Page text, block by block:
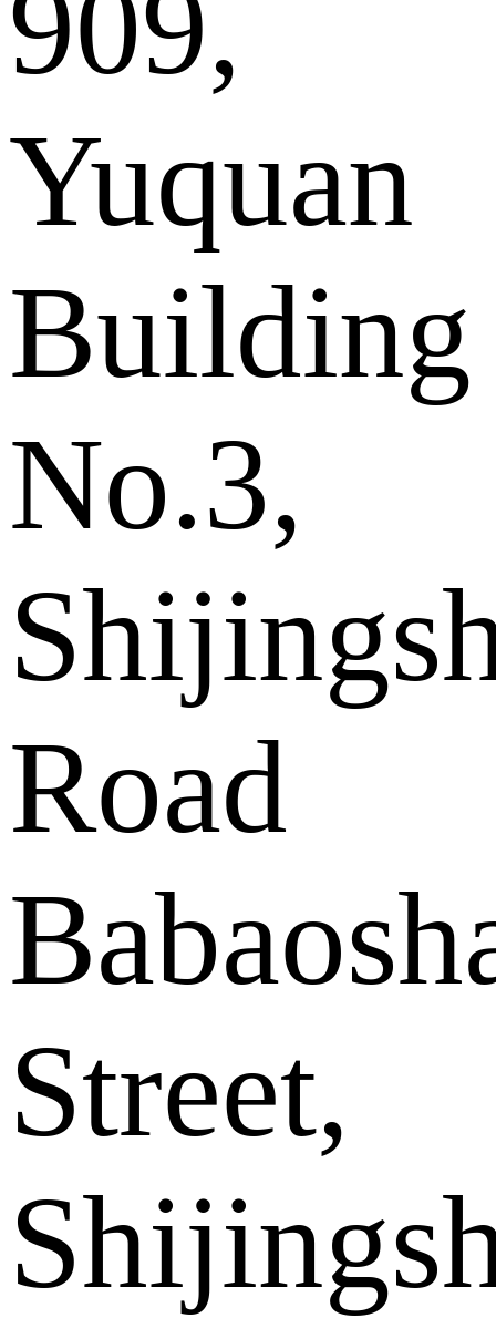
Yuquan
Building
No.3,
Road
Street,